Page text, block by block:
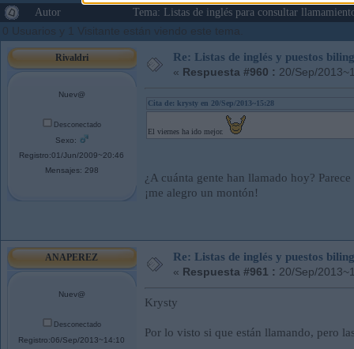
Autor
Tema: Listas de inglés para consultar
0 Usuarios y 1 Visitante están viendo este tema.
Rivaldri
Nuev@
Desconectado
Sexo:
Registro:01/Jun/2009~20:46
Mensajes: 298
Re: Listas de inglés y puestos
« Respuesta #960 : 20/Sep/
Cita de: krysty en 20/Sep/2013~15:28
El viernes ha ido mejor.
¿A cuánta gente han llamado hoy?
¡me alegro un montón!
ANAPEREZ
Nuev@
Desconectado
Registro:06/Sep/2013~14:10
Re: Listas de inglés y puestos
« Respuesta #961 : 20/Sep/
Krysty
Por lo visto si que están llamando, pero